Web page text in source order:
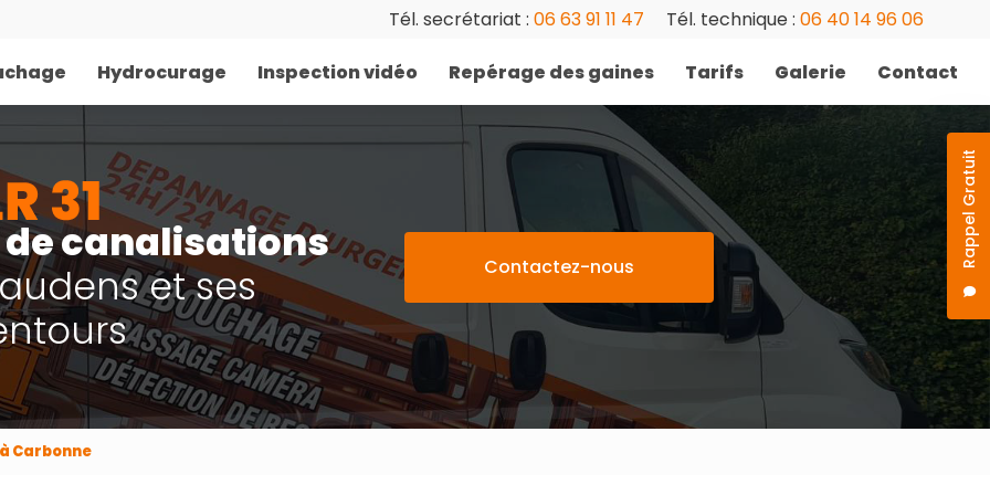
Tél. secrétariat : 06 63 91 11 47 Tél. technique : 06 40 14 96 06
Rappel Gratuit
Hydrocurage Inspection vidéo Repérage des gaines Tarifs Galerie Contact
canalisations
et ses
Contactez-nous
Carbonne